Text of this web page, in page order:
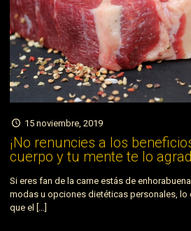
15 noviembre, 2019
¡No renuncies a los
cuerpo y tu mente te lo
Si eres fan de la carne estás de
modas u opciones dietéticas personales, lo
que el
[…]